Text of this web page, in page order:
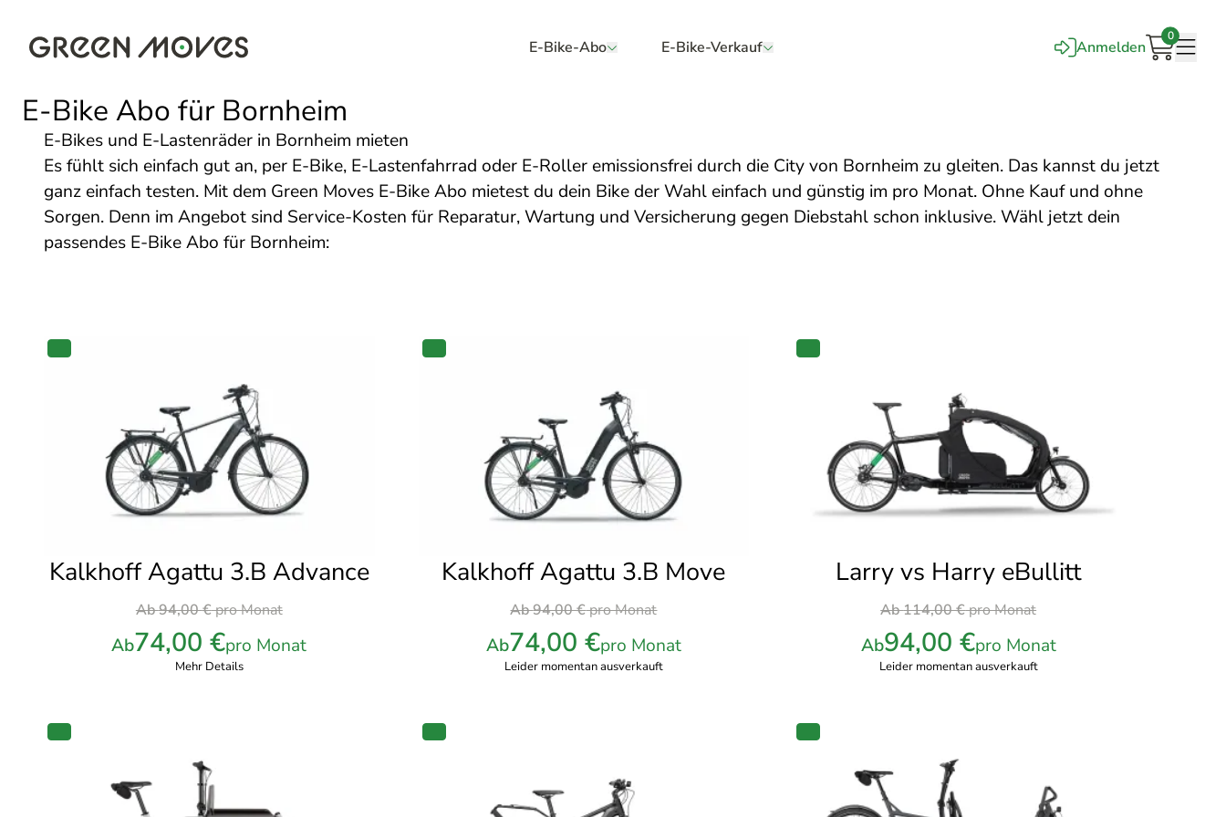
E-Bike-Abo E-Bike-Verkauf AnmeldenWarenkorb
0
E-Bike Abo für Bornheim
E-Bikes und E-Lastenräder in Bornheim mieten
Es fühlt sich einfach gut an, per E-Bike, E-Lastenfahrrad oder E-Roller emissionsfrei durch die City von Bornheim zu gleiten. Das kannst du jetzt
ganz einfach testen. Mit dem Green Moves E-Bike Abo mietest du dein Bike der Wahl einfach und günstig im pro Monat. Ohne Kauf und ohne
Sorgen. Denn im Angebot sind Service-Kosten für Reparatur, Wartung und Versicherung gegen Diebstahl schon inklusive. Wähl jetzt dein
passendes E-Bike Abo für Bornheim:
PRODUKT
Kalkhoff Agattu 3.B Advance
Ab94,00€pro Monat
Ursprünglicher
Preis
war:
94,00 €
Ab74,00€pro Monat
Mehr Details
PRODUKT
Kalkhoff Agattu 3.B Move
Ab94,00€pro Monat
Ursprünglicher
Preis
war:
94,00 €
Ab74,00 €pro Monat
Leider momentan ausverkauft
PRODUKT
Larry vs Harry eBullitt
Ab114,00€pro Monat
Ursprünglicher
Preis
war:
114,00 €
Ab94,00 €pro Monat
Leider momentan ausverkauft
PRODUKT PRODUKT PRODUKT
ANGEBOT